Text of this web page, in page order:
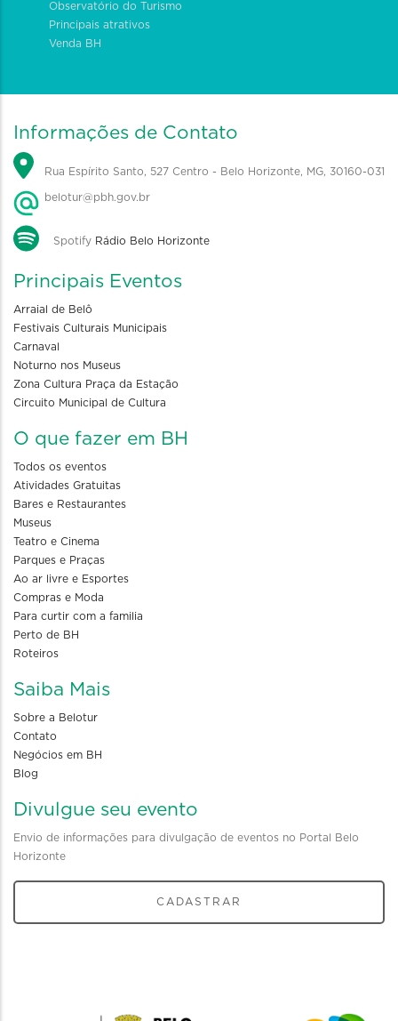
Observatório do Turismo
Principais atrativos
Venda BH
Informações de Contato
Rua Espírito Santo, 527 Centro - Belo Horizonte, MG, 30160-031
belotur@pbh.gov.br
Spotify Rádio Belo Horizonte
Principais Eventos
Arraial de Belô
Festivais Culturais Municipais
Carnaval
Noturno nos Museus
Zona Cultura Praça da Estação
Circuito Municipal de Cultura
O que fazer em BH
Todos os eventos
Atividades Gratuitas
Bares e Restaurantes
Museus
Teatro e Cinema
Parques e Praças
Ao ar livre e Esportes
Compras e Moda
Para curtir com a familia
Perto de BH
Roteiros
Saiba Mais
Sobre a Belotur
Contato
Negócios em BH
Blog
Divulgue seu evento
Envio de informações para divulgação de eventos no Portal Belo
Horizonte
CADASTRAR